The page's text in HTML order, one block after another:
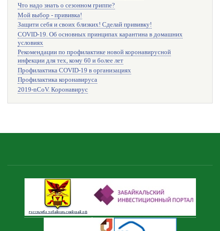
Что надо знать о сезонном гриппе?
Мой выбор - прививка!
Защити себя и своих близких! Сделай прививку!
COVID-19. Об основных принципах карантина в домашних
условиях
Рекомендации по профилактике новой коронавирусной
инфекции для тех, кому 60 и более лет
Профилактика COVID-19 в организациях
Профилактика коронавируса
2019-nCoV. Коронавирус